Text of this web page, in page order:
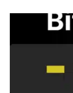
Bitcoin stagne